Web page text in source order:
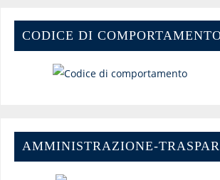
CODICE DI
AMMINISTRAZIONE-